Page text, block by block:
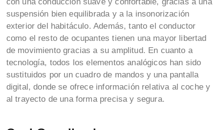
suspensión bien equilibrada y a la insonorización
exterior del habitáculo. Además, tanto el conductor
como el resto de ocupantes tienen una mayor libertad
de movimiento gracias a su amplitud. En cuanto a
tecnología, todos los elementos analógicos han sido
sustituidos por un cuadro de mandos y una pantalla
digital, donde se ofrece información relativa al coche y
al trayecto de una forma precisa y segura.